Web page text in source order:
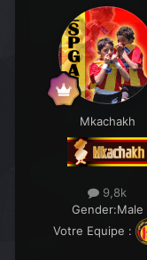
Mkachakh
9,8k
Gender:Male
Votre Equipe :